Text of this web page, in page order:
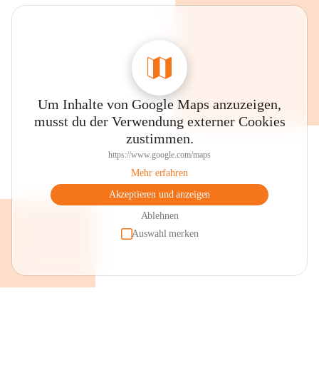
Um Inhalte von Google Maps anzuzeigen,
musst du der Verwendung externer Cookies
zustimmen.
https://www.google.com/maps
Mehr erfahren
Akzeptieren und anzeigen
Ablehnen
Auswahl merken